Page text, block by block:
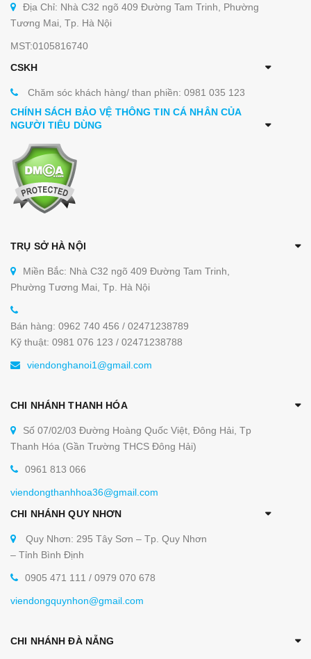
Địa Chỉ: Nhà C32 ngõ 409 Đường Tam Trinh, Phường
Tương Mai, Tp. Hà Nội
MST:0105816740
CSKH
Chăm sóc khách hàng/ than phiền: 0981 035 123
CHÍNH SÁCH BẢO VỆ THÔNG TIN CÁ NHÂN CỦA
NGƯỜI TIÊU DÙNG
TRỤ SỞ HÀ NỘI
Miền Bắc: Nhà C32 ngõ 409 Đường Tam Trinh,
Phường Tương Mai, Tp. Hà Nội
Bán hàng: 0962 740 456 / 02471238789
Kỹ thuật: 0981 076 123 / 02471238788
viendonghanoi1@gmail.com
CHI NHÁNH THANH HÓA
Số 07/02/03 Đường Hoàng Quốc Việt, Đông Hải, Tp
Thanh Hóa (Gần Trường THCS Đông Hải)
0961 813 066
viendongthanhhoa36@gmail.com
CHI NHÁNH QUY NHƠN
Quy Nhơn: 295 Tây Sơn – Tp. Quy Nhơn
– Tỉnh Bình Định
0905 471 111 / 0979 070 678
viendongquynhon@gmail.com
CHI NHÁNH ĐÀ NẴNG